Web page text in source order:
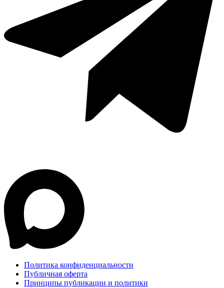
Политика конфиденциальности
Публичная оферта
Принципы публикации и политики